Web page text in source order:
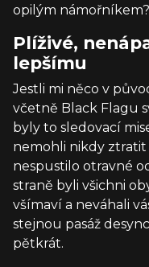
opilým námořníkem?
Plíživé,
lepšímu
Jestli mi něco v
včetně Black Flagu
byly to sledovací
nemohli nikdy ztratit
nespustilo otravné
straně byli všichni
všímaví a neváhali
stejnou pasáž
pětkrát.